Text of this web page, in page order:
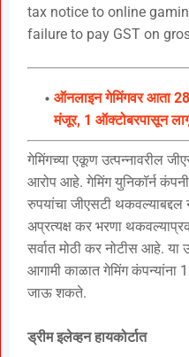
tax notice to online
failure to pay GST on
ऑनलाइन गेमिंगवर आता
मंजूर, 1 ऑक्टोबरपासून
गेमिंगच्या एकूण उत्पन्नावरील
आरोप आहे. गेमिंग युनिकॉर्न
रुपयांचा जीएसटी
अप्रत्यक्ष कर भरणा
सर्वात मोठी कर नोटीस आहे. या
आगामी काळात गेमिंग कंपन्यांना
जाऊ शकते.
ड्रीम इलेव्हन हायकोर्टात